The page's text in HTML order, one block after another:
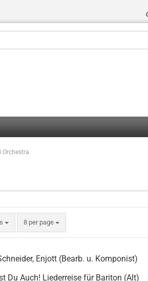
Orchestra
8 per page
Enjott (Bearb. u. Komponist)
Du Auch! Liederreise für Bariton (Alt)